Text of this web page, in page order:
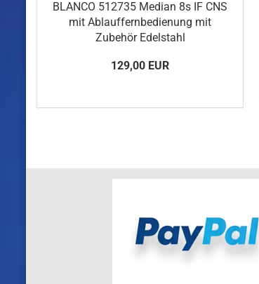
BLANCO 512735 Median 8s IF CNS
mit Ablauffernbedienung mit
Zubehör Edelstahl
129,00 EUR